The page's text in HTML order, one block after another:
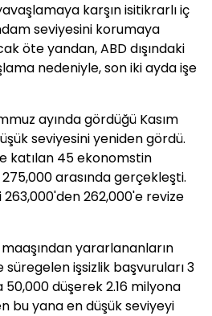
karşın isitikrarlı iç
seviyesini korumaya
öte yandan, ABD dışındaki
nedeniyle, son iki ayda işe
ayında gördüğü Kasım
seviyesini yeniden gördü.
katılan 45 ekonomstin
arasında gerçekleşti.
262,000'e revize
yararlananların
süregelen işsizlik başvuruları 3
düşerek 2.16 milyona
bu yana en düşük seviyeyi